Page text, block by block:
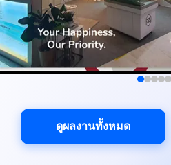
ดูผลงานทั้งหมด